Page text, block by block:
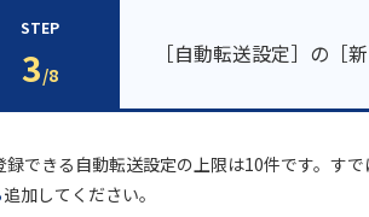
STEP
3/8
［自動転送設定］の［
できる自動転送設定の上限は10件です。すで
追加してください。